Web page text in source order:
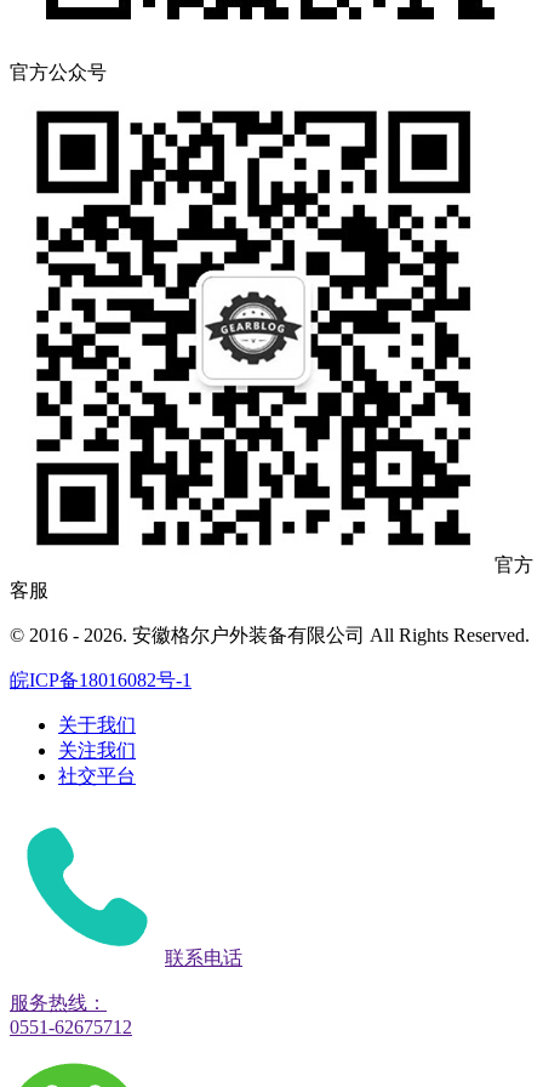
官方公众号
官方
客服
© 2016 - 2026. 安徽格尔户外装备有限公司 All Rights Reserved.
皖ICP备18016082号-1
关于我们
关注我们
社交平台
联系电话
服务热线：
0551-62675712